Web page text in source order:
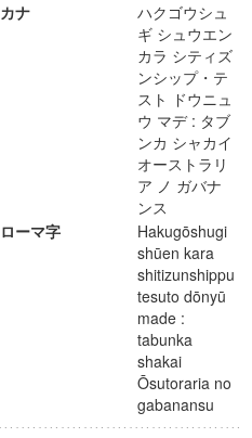
カナ
ハクゴウシュ
ギ シュウエン
カラ シティズ
ンシップ・テ
スト ドウニュ
ウ マデ : タブ
ンカ シャカイ
オーストラリ
ア ノ ガバナ
ンス
ローマ字
Hakugōshugi
shūen kara
shitizunshippu
tesuto dōnyū
made :
tabunka
shakai
Ōsutoraria no
gabanansu